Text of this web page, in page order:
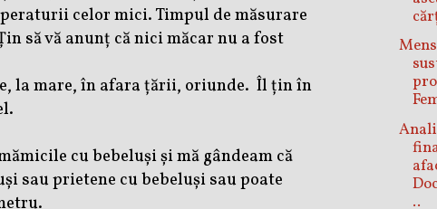
celor mici. Timpul de măsurare
să vă anunț că nici măcar nu a fost
la mare, în afara țării, oriunde. Îl țin în
cu bebeluși și mă gândeam că
sau prietene cu bebeluși sau poate
..